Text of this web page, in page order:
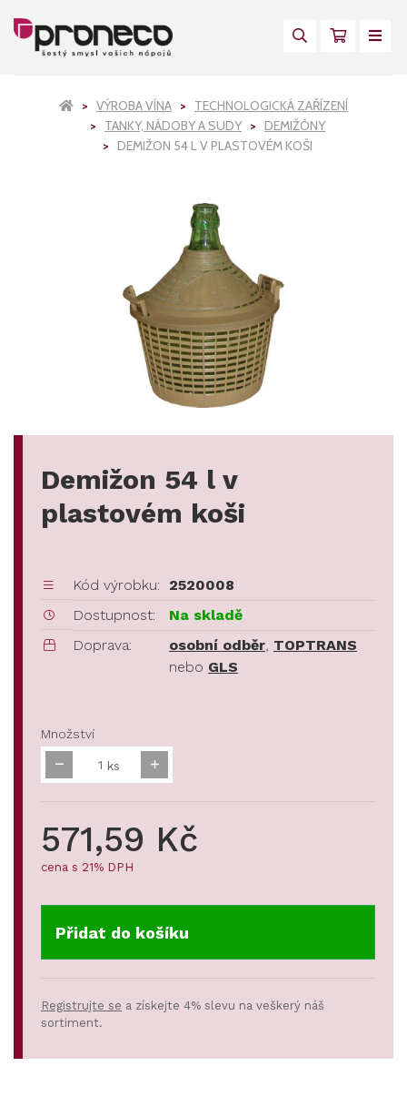
VÝROBA VÍNA
TECHNOLOGICKÁ ZAŘÍZENÍ
TANKY, NÁDOBY A SUDY
DEMIŽÓNY
DEMIŽON 54 L V PLASTOVÉM KOŠI
Demižon 54 l v
plastovém koši
Kód výrobku:
2520008
Dostupnost:
Na skladě
Doprava:
osobní odběr, TOPTRANS
nebo GLS
Množství
ks
571,59 Kč
cena s 21% DPH
Přidat do košíku
Registrujte se a získejte 4% slevu na veškerý náš
sortiment.